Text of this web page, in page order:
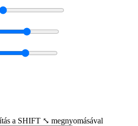
a SHIFT ⤡ megnyomásával